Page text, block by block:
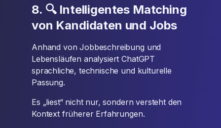
8. 🔍 Intelligentes Matching
von Kandidaten und Jobs
Anhand von Jobbeschreibung und
Lebensläufen analysiert ChatGPT
sprachliche, technische und kulturelle
Passung.
Es „liest“ nicht nur, sondern versteht den
Kontext früherer Erfahrungen.